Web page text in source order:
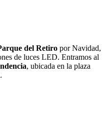
del Retiro por Navidad,
de luces LED. Entramos al
, ubicada en la plaza
.